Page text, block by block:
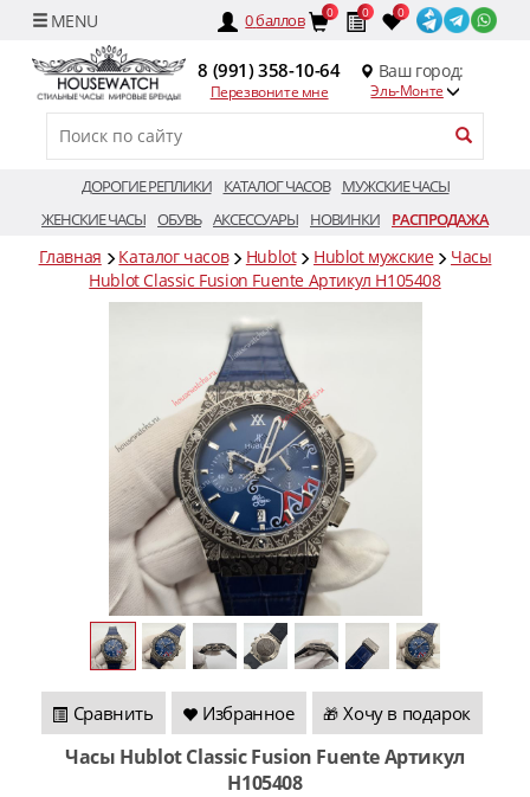
0баллов 0 0 0
8 (991) 358-10-64
Перезвоните мне
Ваш город:
Эль-Монте
ДОРОГИЕ РЕПЛИКИ КАТАЛОГ ЧАСОВ
МУЖСКИЕ ЧАСЫ
ЖЕНСКИЕ ЧАСЫ ОБУВЬ АКСЕССУАРЫ НОВИНКИ РАСПРОДАЖА
Главная Каталог часов Hublot Hublot мужские
Часы
Hublot Classic Fusion Fuente Артикул H105408
Сравнить Избранное 🎁 Хочу в подарок
Часы Hublot Classic Fusion Fuente Артикул
H105408